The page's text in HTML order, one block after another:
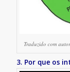
Traduzido com
3. Por que os